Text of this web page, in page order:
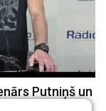
Putniņš un